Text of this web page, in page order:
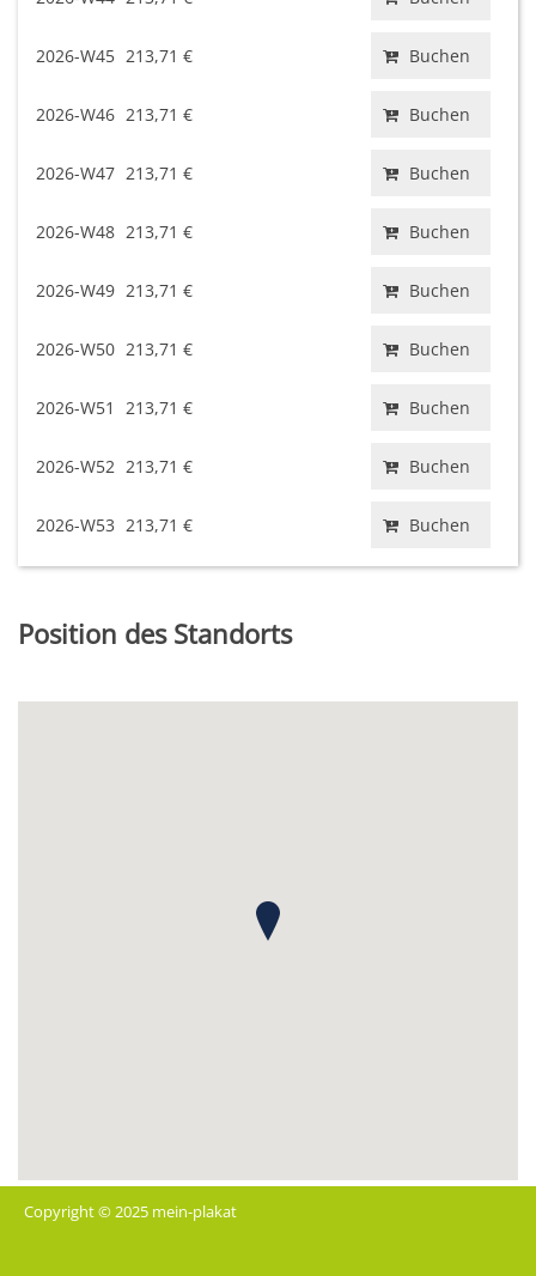
2026-W45 213,71 € Buchen
2026-W46 213,71 € Buchen
2026-W47 213,71 € Buchen
2026-W48 213,71 € Buchen
2026-W49 213,71 € Buchen
2026-W50 213,71 € Buchen
2026-W51 213,71 € Buchen
2026-W52 213,71 € Buchen
2026-W53 213,71 € Buchen
Position des Standorts
Copyright © 2025 mein-plakat